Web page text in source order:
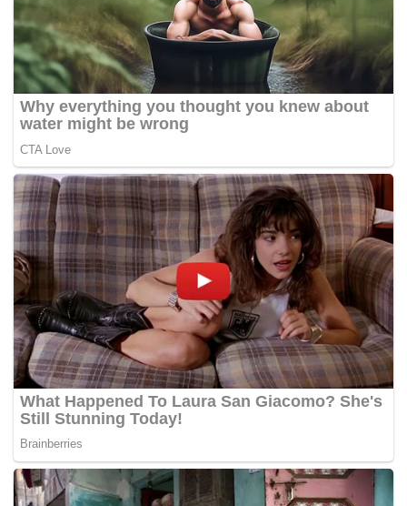
1.
Peringkat 1 kontributor berita terbanyak
Website jabar.kemenag.go.id tahun 2023.
2.
Satker dengan penyerapan anggaran terbaik
ketegori pengelolaan DIPA s.d Rp10 miliyar Periode
TA 2023.
3.
Peringkat ke 3 sebagai Satker Penggunaan Kartu
Kredit Pemerintah (KKP) Teraktif Periode TA 2023.
4.
Peringkat 1 Nilai Capaian Indikator Kinerja
Pelaksanaan Anggaran ( IKPA) dalam aspek kualitas
perencanaan anggaran.
5.
Peringkat 1 BAP Emis Semester Genap Tahun
Pelajaran 2023/2024, diumumkan tanggal 27 Juni
2024.